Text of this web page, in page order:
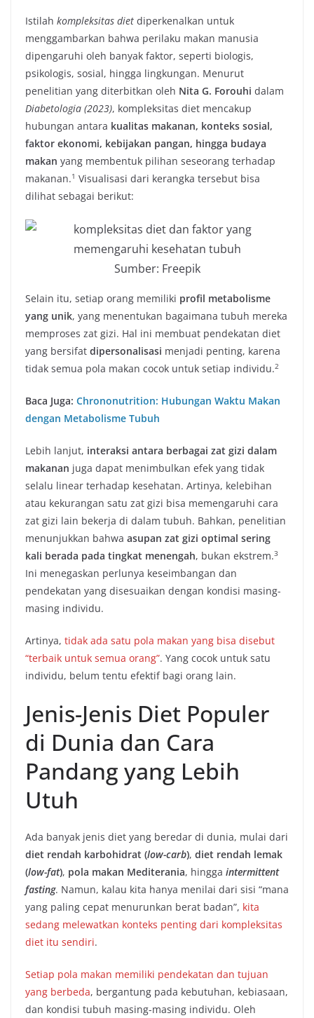
Istilah kompleksitas diet diperkenalkan untuk
menggambarkan bahwa perilaku makan manusia
dipengaruhi oleh banyak faktor, seperti biologis,
psikologis, sosial, hingga lingkungan. Menurut
penelitian yang diterbitkan oleh Nita G. Forouhi dalam
Diabetologia (2023), kompleksitas diet mencakup
hubungan antara kualitas makanan, konteks sosial,
faktor ekonomi, kebijakan pangan, hingga budaya
makan yang membentuk pilihan seseorang terhadap
makanan.1 Visualisasi dari kerangka tersebut bisa
dilihat sebagai berikut:
Sumber: Freepik
Selain itu, setiap orang memiliki profil metabolisme
yang unik, yang menentukan bagaimana tubuh mereka
memproses zat gizi. Hal ini membuat pendekatan diet
yang bersifat dipersonalisasi menjadi penting, karena
tidak semua pola makan cocok untuk setiap individu.2
Baca Juga: Chrononutrition: Hubungan Waktu Makan
dengan Metabolisme Tubuh
Lebih lanjut, interaksi antara berbagai zat gizi dalam
makanan juga dapat menimbulkan efek yang tidak
selalu linear terhadap kesehatan. Artinya, kelebihan
atau kekurangan satu zat gizi bisa memengaruhi cara
zat gizi lain bekerja di dalam tubuh. Bahkan, penelitian
menunjukkan bahwa asupan zat gizi optimal sering
kali berada pada tingkat menengah, bukan ekstrem.3
Ini menegaskan perlunya keseimbangan dan
pendekatan yang disesuaikan dengan kondisi masing-
masing individu.
Artinya, tidak ada satu pola makan yang bisa disebut
“terbaik untuk semua orang”. Yang cocok untuk satu
individu, belum tentu efektif bagi orang lain.
Jenis-Jenis Diet Populer
di Dunia dan Cara
Pandang yang Lebih
Utuh
Ada banyak jenis diet yang beredar di dunia, mulai dari
diet rendah karbohidrat (low-carb), diet rendah lemak
(low-fat), pola makan Mediterania, hingga intermittent
fasting. Namun, kalau kita hanya menilai dari sisi “mana
yang paling cepat menurunkan berat badan”, kita
sedang melewatkan konteks penting dari kompleksitas
diet itu sendiri.
Setiap pola makan memiliki pendekatan dan tujuan
yang berbeda, bergantung pada kebutuhan, kebiasaan,
dan kondisi tubuh masing-masing individu. Oleh